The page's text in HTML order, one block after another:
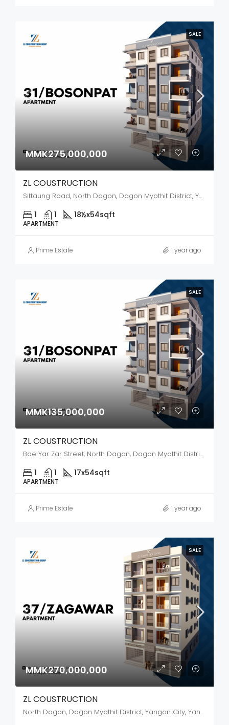
SALE
MMK275,000,000
ZL COUSTRUCTION
Sittaung Road, North Dagon, Dagon Myothit District, Yangon City, Yangon, 11090, Myanmar
1 1 18½x54sqft
APARTMENT
Prime Estate 1 year ago
SALE
MMK135,000,000
ZL COUSTRUCTION
Boe Yar Zar Street, North Dagon, Dagon Myothit District, Yangon City, Yangon, 11421, Myanmar
1 1 17x54sqft
APARTMENT
Prime Estate 1 year ago
SALE
MMK270,000,000
ZL COUSTRUCTION
North Dagon, Dagon Myothit District, Yangon City, Yangon, 11451, Myanmar